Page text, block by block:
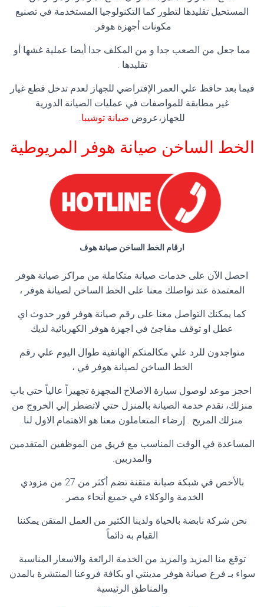
المستحيل تقليدها لتطور كما التكنولوجيا المستخدمة في تصنيع
مكونات أجهزة هوفر.
مما جعل من الصعب جدا و من المكلف جدا أيضا عملية غشها أو
تقليدها .
فيما بعد حافظ علي العمر الإفتراضي للجهاز لعدم تدخل قطع غيار
غير مطابقة للمواصفات في عمليات الصيانة الدورية
للجهاز،عروض صيانة توشيبا.
الخط الساخن صيانة هوفر المريوطية
ارقام الخط الساخن صيانة هوف
احصل الآن على خدمات صيانة متكاملة من مراكز صيانة هوفر
المعتمدة عند تواصلك معنا على الخط الساخن لصيانة هوفر ،
كما يمكنك التواصل معنا على رقم صيانة هوفر فور حدوث اي
عطل او توقف مفاجئ في اجهزة هوفر الكهربائية لديك
متواجدون للرد علي مكالمتكم الهاتفية طوال اليوم علي رقم
الخط الساخن لصيانة هوفر في ،
احجز موعد لوصول سيارة الاصلاح المجهزة تجهيزاً عالياً حتي باب
منزلك، نقدم خدمة الصيانة بالمنزل حتي لاتضطر إلي الخروج من
منزلك المريح . إرضاء المتعاملون معنا هو الاهتمام الاول لنا.
المساعدة في الوقت المناسب مع فريق من الموظفين المتقدمين
والمدربين.
بالأخص في شبكة صيانة متقنة تضم أكثر من 27 من مزودي
الخدمة والوكلاء في جميع أنحاء مصر .
نحن شركة نابضة بالحياة ولدينا الكثير من العمل المتقن يمكننا
القيام به دائماً
توقع منا المزيد والمزيد من الخدمة الرائعة والاسعار المناسبة
سواء بـ فرع صيانة هوفر مدينتي او بكافة فروعنا المنتشرة بالمدن
والمناطق الرئيسية